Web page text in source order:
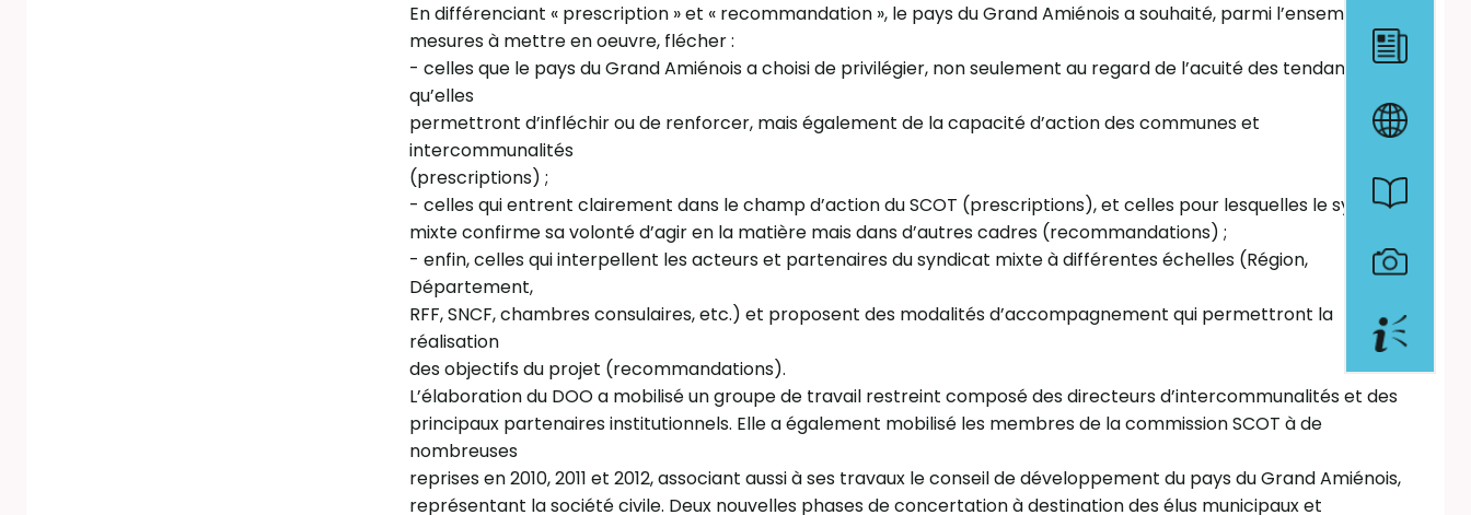
En différenciant « prescription » et « recommandation », le pays du Grand Amiénois a souhaité, parmi l’ensemble des
mesures à mettre en oeuvre, flécher :
- celles que le pays du Grand Amiénois a choisi de privilégier, non seulement au regard de l’acuité des tendances
qu’elles
permettront d’infléchir ou de renforcer, mais également de la capacité d’action des communes et
intercommunalités
(prescriptions) ;
- celles qui entrent clairement dans le champ d’action du SCOT (prescriptions), et celles pour lesquelles le syndicat
mixte confirme sa volonté d’agir en la matière mais dans d’autres cadres (recommandations) ;
- enfin, celles qui interpellent les acteurs et partenaires du syndicat mixte à différentes échelles (Région,
Département,
RFF, SNCF, chambres consulaires, etc.) et proposent des modalités d’accompagnement qui permettront la
réalisation
des objectifs du projet (recommandations).
L’élaboration du DOO a mobilisé un groupe de travail restreint composé des directeurs d’intercommunalités et des
principaux partenaires institutionnels. Elle a également mobilisé les membres de la commission SCOT à de
nombreuses
reprises en 2010, 2011 et 2012, associant aussi à ses travaux le conseil de développement du pays du Grand Amiénois,
représentant la société civile. Deux nouvelles phases de concertation à destination des élus municipaux et